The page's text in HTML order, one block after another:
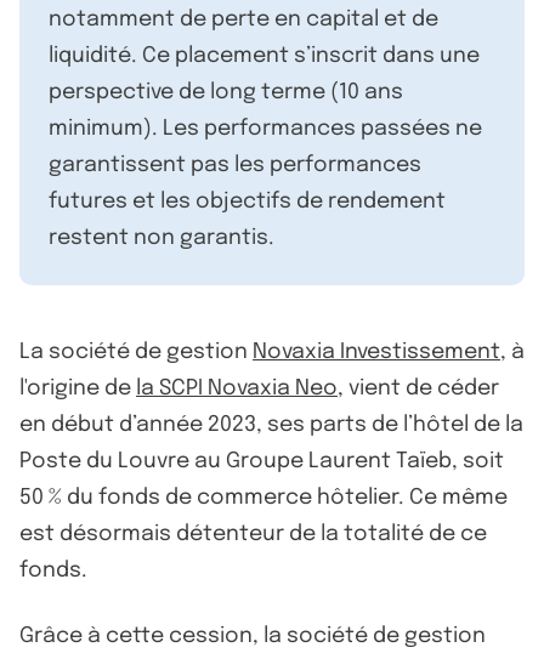
notamment de perte en capital et de
liquidité. Ce placement s’inscrit dans une
perspective de long terme (10 ans
minimum). Les performances passées ne
garantissent pas les performances
futures et les objectifs de rendement
restent non garantis.
La société de gestion Novaxia Investissement, à
l'origine de la SCPI Novaxia Neo, vient de céder
en début d’année 2023, ses parts de l’hôtel de la
Poste du Louvre au Groupe Laurent Taïeb, soit
50 % du fonds de commerce hôtelier. Ce même
est désormais détenteur de la totalité de ce
fonds.
Grâce à cette cession, la société de gestion